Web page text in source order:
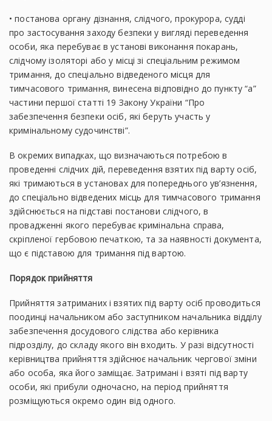
• постанова органу дізнання, слідчого, прокурора, судді
про застосування заходу безпеки у вигляді переведення
особи, яка перебуває в установі виконання покарань,
слідчому ізоляторі або у місці зі спеціальним режимом
тримання, до спеціально відведеного місця для
тимчасового тримання, винесена відповідно до пункту “а”
частини першої статті 19 Закону України “Про
забезпечення безпеки осіб, які беруть участь у
кримінальному судочинстві”.
В окремих випадках, що визначаються потребою в
проведенні слідчих дій, переведення взятих під варту осіб,
які тримаються в установах для попереднього ув’язнення,
до спеціально відведених місць для тимчасового тримання
здійснюється на підставі постанови слідчого, в
провадженні якого перебуває кримінальна справа,
скріпленої гербовою печаткою, та за наявності документа,
що є підставою для тримання під вартою.
Порядок прийняття
Прийняття затриманих і взятих під варту осіб проводиться
поодинці начальником або заступником начальника відділу
забезпечення досудового слідства або керівника
підрозділу, до складу якого він входить. У разі відсутності
керівництва прийняття здійснює начальник чергової зміни
або особа, яка його заміщає. Затримані і взяті під варту
особи, які прибули одночасно, на період прийняття
розміщуються окремо один від одного.